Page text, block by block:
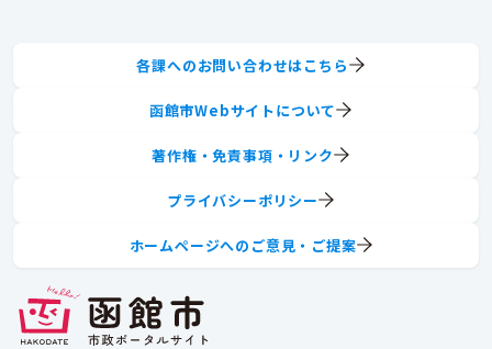
各課へのお問い合わせはこちら
函館市Webサイトについて
著作権・免責事項・リンク
プライバシーポリシー
ホームページへのご意見・ご提案